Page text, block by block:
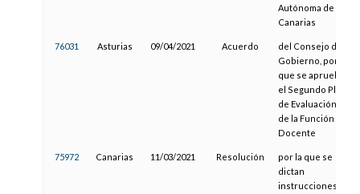
Autónoma de
Canarias
76031 Asturias 09/04/2021 Acuerdo
del Consejo de
Gobierno, por el
que se aprueba
el Segundo Plan
de Evaluación
de la Función
Docente
75972 Canarias 11/03/2021 Resolución
por la que se
dictan
instrucciones